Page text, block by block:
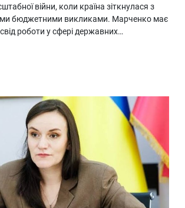
війни, коли країна зіткнулася з
бюджетними викликами. Марченко має
роботи у сфері державних…